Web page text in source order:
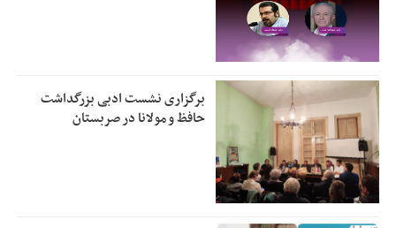
برگزاری نشست ادبی بزرگداشت
حافظ و مولانا در صربستان